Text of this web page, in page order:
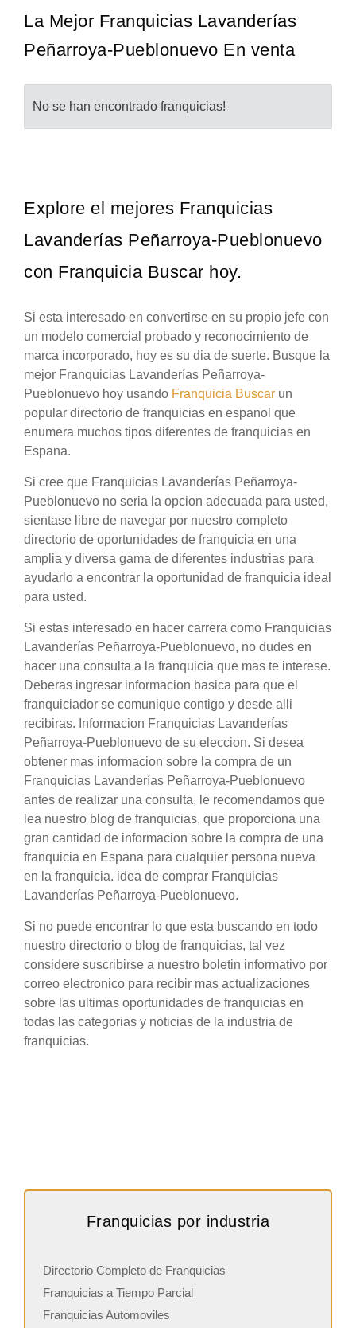
La Mejor Franquicias Lavanderías
Peñarroya-Pueblonuevo En venta
No se han encontrado franquicias!
Explore el mejores Franquicias
Lavanderías Peñarroya-Pueblonuevo
con Franquicia Buscar hoy.
Si esta interesado en convertirse en su propio jefe con
un modelo comercial probado y reconocimiento de
marca incorporado, hoy es su dia de suerte. Busque la
mejor Franquicias Lavanderías Peñarroya-
Pueblonuevo hoy usando Franquicia Buscar un
popular directorio de franquicias en espanol que
enumera muchos tipos diferentes de franquicias en
Espana.
Si cree que Franquicias Lavanderías Peñarroya-
Pueblonuevo no seria la opcion adecuada para usted,
sientase libre de navegar por nuestro completo
directorio de oportunidades de franquicia en una
amplia y diversa gama de diferentes industrias para
ayudarlo a encontrar la oportunidad de franquicia ideal
para usted.
Si estas interesado en hacer carrera como Franquicias
Lavanderías Peñarroya-Pueblonuevo, no dudes en
hacer una consulta a la franquicia que mas te interese.
Deberas ingresar informacion basica para que el
franquiciador se comunique contigo y desde alli
recibiras. Informacion Franquicias Lavanderías
Peñarroya-Pueblonuevo de su eleccion. Si desea
obtener mas informacion sobre la compra de un
Franquicias Lavanderías Peñarroya-Pueblonuevo
antes de realizar una consulta, le recomendamos que
lea nuestro blog de franquicias, que proporciona una
gran cantidad de informacion sobre la compra de una
franquicia en Espana para cualquier persona nueva
en la franquicia. idea de comprar Franquicias
Lavanderías Peñarroya-Pueblonuevo.
Si no puede encontrar lo que esta buscando en todo
nuestro directorio o blog de franquicias, tal vez
considere suscribirse a nuestro boletin informativo por
correo electronico para recibir mas actualizaciones
sobre las ultimas oportunidades de franquicias en
todas las categorias y noticias de la industria de
franquicias.
Franquicias por industria
Directorio Completo de Franquicias
Franquicias a Tiempo Parcial
Franquicias Automoviles